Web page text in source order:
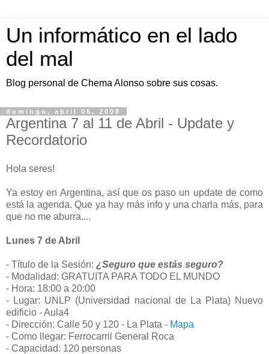
Un informático en el lado
del mal
Blog personal de Chema Alonso sobre sus cosas.
domingo, abril 06, 2008
Argentina 7 al 11 de Abril - Update y
Recordatorio
Hola seres!
Ya estoy en Argentina, así que os paso un update de como
está la agenda. Que ya hay más info y una charla más, para
que no me aburra....
Lunes 7 de Abril
- Título de la Sesión: ¿Seguro que estás seguro?
- Modalidad: GRATUITA PARA TODO EL MUNDO
- Hora: 18:00 a 20:00
- Lugar: UNLP (Universidad nacional de La Plata) Nuevo
edificio - Aula4
- Dirección: Calle 50 y 120 - La Plata - Mapa
- Como llegar: Ferrocarril General Roca
- Capacidad: 120 personas